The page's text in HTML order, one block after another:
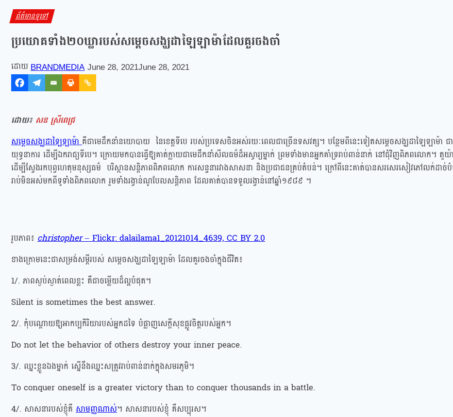
ព័ត៌មានទូទៅ
ប្រយោគទាំង២០ឃ្លារបស់សម្ដេចសង្ឃដាឡៃឡាម៉ាដែលគួរចងចាំ
BRANDMEDIA June 28, 2021June 28, 2021
ដោយ៖ សន ស្រីពេជ្រ
សម្តេចសង្ឃដាឡៃឡាម៉ាគឺជាមេដឹកនាំនយោបាយ នៃខេត្តទីបេ របស់ប្រទេសចិនអស់រយៈពេលជាច្រើនទសវត្ស។ បន្ថែមពីនេះទៀតសម្ដេចសង្ឃដាឡៃឡាម៉ា ជាអ្
យុទ្ធនាការ​ ដើម្បីឯករាជ្យទីបេ។ ក្រោយមកបានធ្វើឱ្យគាត់ក្លាយជាមេដឹកនាំសីលធម៌ដ៏អស្ចារ្យម្នាក់ ព្រមទាំងមានអ្នកគាំទ្ររាប់ពាន់នាក់ នៅជុំវិញពិភពលោក
ដើម្បីស្វែងរកបុព្វហេតុមនុស្សធម៌ បរិស្ថានសន្តិភាពពិភពលោក ការសន្ទនារវាងសាសនា និងប្រជាជនគ្រប់តំបន់។ ក្រៅពីនេះគាត់បានសរសេរសៀវភៅលក់ដ
រាប់មិនអស់មកពីទូទាំងពិភពលោក រួមទាំងរង្វាន់ណូបែលសន្តិភាព ដែលគាត់បានទទួលរង្វាន់នៅឆ្នាំ១៩៨៩ ។
រូបភាព៖ christopher– Flickr: dalailama1_20121014_4639, CC BY 2.0
ខាងក្រោមនេះជាសម្រង់សម្ដីរបស់ សម្ដេចសង្ឃដាឡៃឡាម៉ា ដែលគួរចងចាំក្នុងជីវិត៖
1/. ភាពស្ងប់ស្ងាត់ពេលខ្លះ គឺជាចម្លើយដ៏ល្អបំផុត។
Silent is sometimes the best answer.
2/. កុំបណ្តោយឱ្យអាកប្បកិរិយារបស់អ្នកដទៃ បំផ្លាញសេក្តីសុខផ្លូវចិត្តរបស់អ្នក។
Do not let the behavior of others destroy your inner peace.
3/. ឈ្នះខ្លួនឯងម្នាក់ ស្នើនឹងឈ្នះសត្រូវរាប់ពាន់នាក់ក្នុងសមរភូមិ។
To conquer oneself is a greater victory than to conquer thousands in a battle.
4/. សាសនារបស់ខ្ញុំគឺ សាមញ្ញណាស់។ សាសនារបស់ខ្ញុំ គឺសប្បុរស។